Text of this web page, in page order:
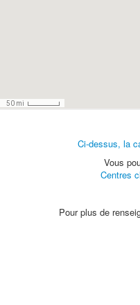
Ci-dessus, la
Vous
Centres
Pour plus de